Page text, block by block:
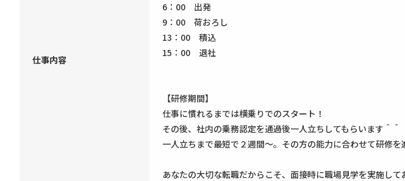
仕事内容
6：00 出発
9：00 荷おろし
13：00 積込
15：00 退社
【研修期間】
仕事に慣れるまでは横乗りでのスタート！
その後、社内の乗務認定を通過後一人立ちしてもらいます＾＾
一人立ちまで最短で２週間〜。その方の能力に合わせて研修
あなたの大切な転職だからこそ、面接時に職場見学を実施して